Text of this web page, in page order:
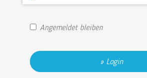
Angemeldet bleiben
Login